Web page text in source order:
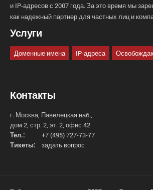
и IP-адресов с 2007 года. За это время мы
как надежный партнер для частных лиц и
Услуги
Доменные имена IP-адреса
Контакты
г. Москва, Павелецкая наб.,
дом 2, стр. 2, эт. 2, офис 42
Тел.:
+7 (495) 727-73-77
Тикеты:
задать вопрос